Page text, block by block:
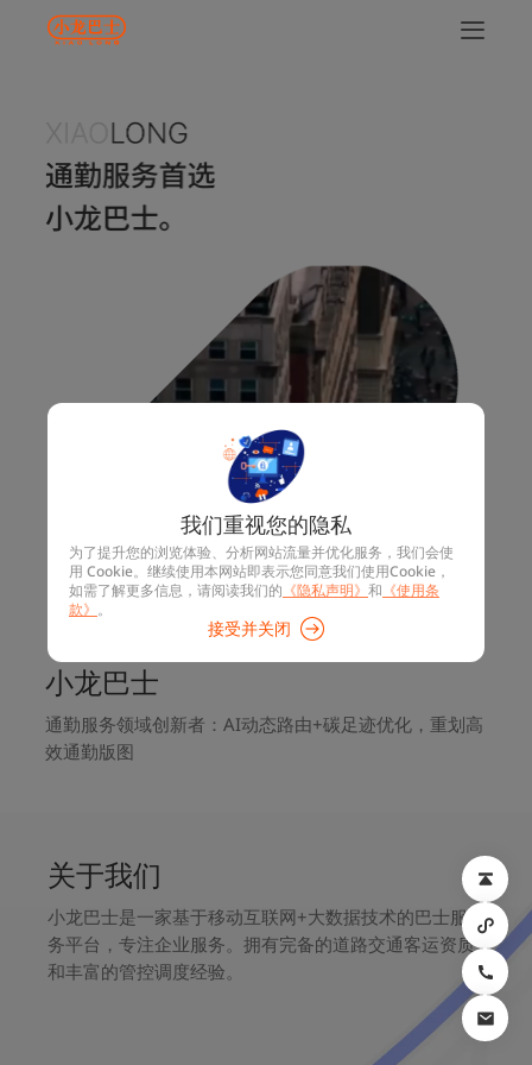
小龙巴士
通勤服务领域创新者：AI动态路由+碳足迹优化，重划高
效通勤版图
关于我们
小龙巴士是一家基于移动互联网+大数据技术的巴士服
务平台，专注企业服务。拥有完备的道路交通客运资质
和丰富的管控调度经验。
我们重视您的隐私
为了提升您的浏览体验、分析网站流量并优化服务，我们会使
用 Cookie。继续使用本网站即表示您同意我们使用Cookie，
如需了解更多信息，请阅读我们的 《隐私声明》 和 《使用条
款》 。
接受并关闭